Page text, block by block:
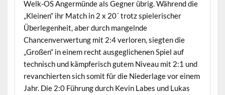
Welk-OS Angermünde als Gegner übrig. Während die
„Kleinen“ ihr Match in 2 x 20´ trotz spielerischer
Überlegenheit, aber durch mangelnde
Chancenverwertung mit 2:4 verloren, siegten die
„Großen“ in einem recht ausgeglichenen Spiel auf
technisch und kämpferisch gutem Niveau mit 2:1 und
revanchierten sich somit für die Niederlage vor einem
Jahr. Die 2:0 Führung durch Kevin Labes und Lukas